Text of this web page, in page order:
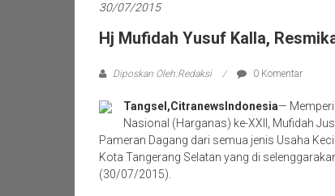
30/07/2015
Hj Mufidah Yusuf Kalla,
Diposkan Oleh:Redaksi 0 Komentar
Tangsel,CitranewsIndonesia—
Nasional (Harganas) ke-XXII, Mufidah
Pameran Dagang dari semua jenis Usaha
Kota Tangerang Selatan yang di
(30/07/2015).